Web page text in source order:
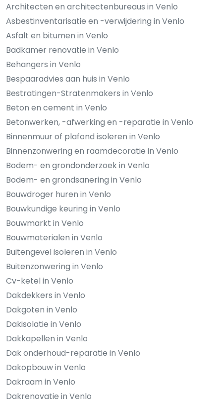
Architecten en architectenbureaus in Venlo
Asbestinventarisatie en -verwijdering in Venlo
Asfalt en bitumen in Venlo
Badkamer renovatie in Venlo
Behangers in Venlo
Bespaaradvies aan huis in Venlo
Bestratingen-Stratenmakers in Venlo
Beton en cement in Venlo
Betonwerken, -afwerking en -reparatie in Venlo
Binnenmuur of plafond isoleren in Venlo
Binnenzonwering en raamdecoratie in Venlo
Bodem- en grondonderzoek in Venlo
Bodem- en grondsanering in Venlo
Bouwdroger huren in Venlo
Bouwkundige keuring in Venlo
Bouwmarkt in Venlo
Bouwmaterialen in Venlo
Buitengevel isoleren in Venlo
Buitenzonwering in Venlo
Cv-ketel in Venlo
Dakdekkers in Venlo
Dakgoten in Venlo
Dakisolatie in Venlo
Dakkapellen in Venlo
Dak onderhoud-reparatie in Venlo
Dakopbouw in Venlo
Dakraam in Venlo
Dakrenovatie in Venlo